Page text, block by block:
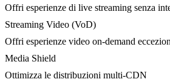
Offri esperienze di live streaming senza
Streaming Video (VoD)
Offri esperienze video on-demand
Media Shield
Ottimizza le distribuzioni multi-CDN